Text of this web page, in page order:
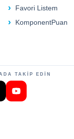
Favori Listem
KomponentPuan
TAKİP EDİN